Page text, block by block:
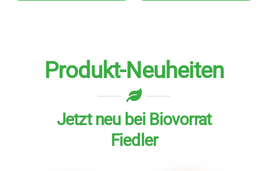
Produkt-Neuheiten
Jetzt neu bei Biovorrat
Fiedler